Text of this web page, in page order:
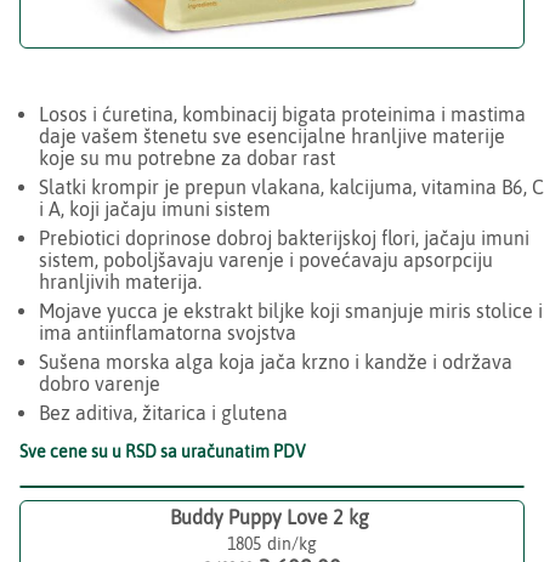
Losos i ćuretina, kombinacij bigata proteinima i mastima
daje vašem štenetu sve esencijalne hranljive materije
koje su mu potrebne za dobar rast
Slatki krompir je prepun vlakana, kalcijuma, vitamina B6, C
i A, koji jačaju imuni sistem
Prebiotici doprinose dobroj bakterijskoj flori, jačaju imuni
sistem, poboljšavaju varenje i povećavaju apsorpciju
hranljivih materija.
Mojave yucca je ekstrakt biljke koji smanjuje miris stolice i
ima antiinflamatorna svojstva
Sušena morska alga koja jača krzno i kandže i održava
dobro varenje
Bez aditiva, žitarica i glutena
Sve cene su u RSD sa uračunatim PDV
Buddy Puppy Love 2 kg
1805